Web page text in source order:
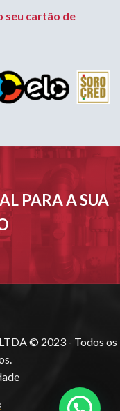
seu cartão de
PARA A SUA
© 2023 - Todos os